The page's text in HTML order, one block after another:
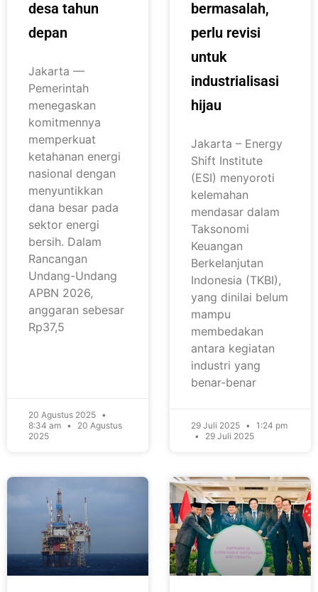
desa tahun
depan
Jakarta —
Pemerintah
menegaskan
komitmennya
memperkuat
ketahanan energi
nasional dengan
menyuntikkan
dana besar pada
sektor energi
bersih. Dalam
Rancangan
Undang-Undang
APBN 2026,
anggaran sebesar
Rp37,5
20 Agustus 2025
8:34 am
20 Agustus
2025
bermasalah,
perlu revisi
untuk
industrialisasi
hijau
Jakarta – Energy
Shift Institute
(ESI) menyoroti
kelemahan
mendasar dalam
Taksonomi
Keuangan
Berkelanjutan
Indonesia (TKBI),
yang dinilai belum
mampu
membedakan
antara kegiatan
industri yang
benar-benar
29 Juli 2025
1:24 pm
29 Juli 2025